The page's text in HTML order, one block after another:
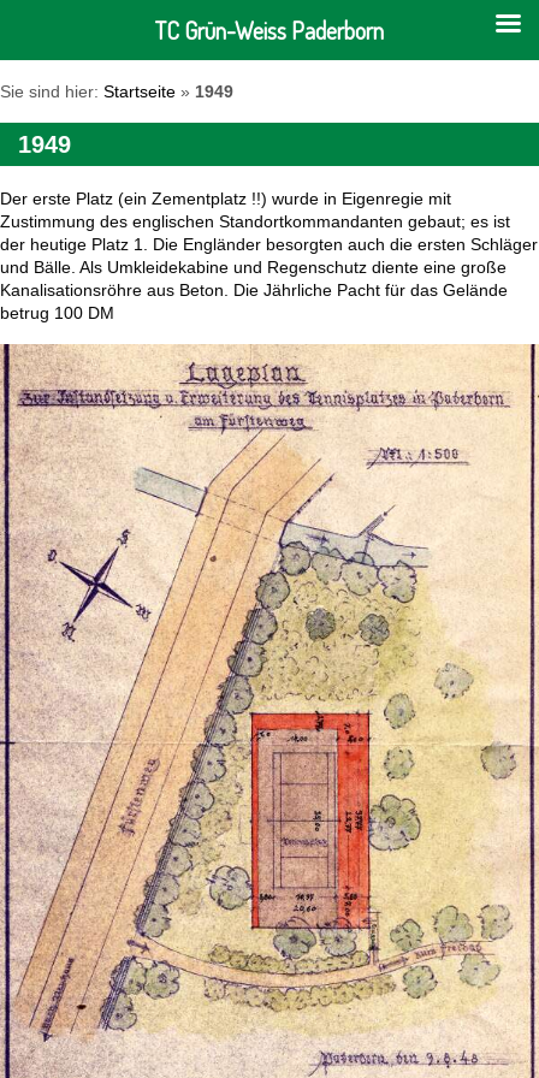
Sie sind hier: Startseite » 1949
1949
Der erste Platz (ein Zementplatz !!) wurde in Eigenregie mit
Zustimmung des englischen Standortkommandanten gebaut; es ist
der heutige Platz 1. Die Engländer besorgten auch die ersten Schläger
und Bälle. Als Umkleidekabine und Regenschutz diente eine große
Kanalisationsröhre aus Beton. Die Jährliche Pacht für das Gelände
betrug 100 DM
TC Grün-Weiss Paderborn